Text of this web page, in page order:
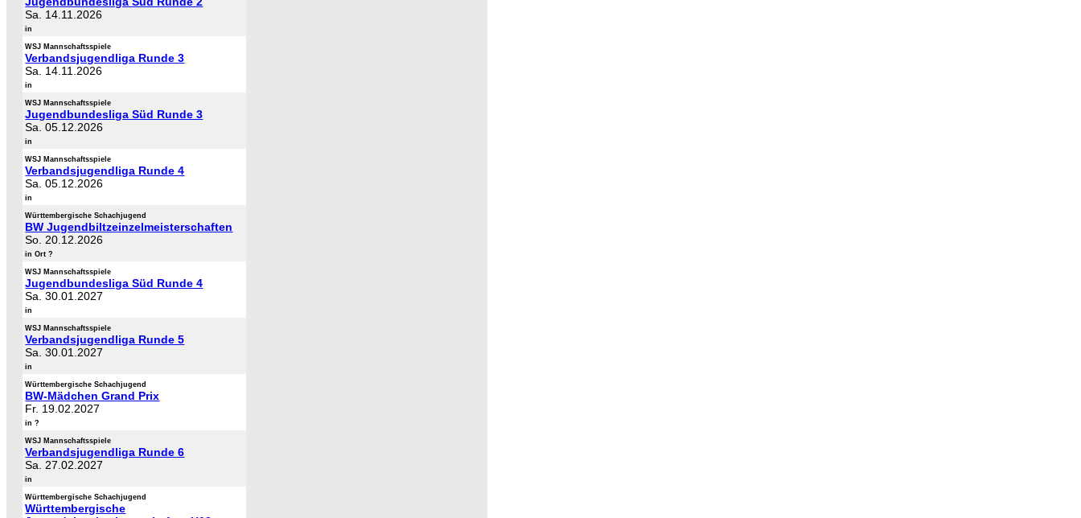
Sa. 14.11.2026
in
WSJ Mannschaftsspiele
Verbandsjugendliga Runde 3
Sa. 14.11.2026
in
WSJ Mannschaftsspiele
Jugendbundesliga Süd Runde 3
Sa. 05.12.2026
in
WSJ Mannschaftsspiele
Verbandsjugendliga Runde 4
Sa. 05.12.2026
in
Württembergische Schachjugend
BW Jugendbiltzeinzelmeisterschaften
So. 20.12.2026
in Ort ?
WSJ Mannschaftsspiele
Jugendbundesliga Süd Runde 4
Sa. 30.01.2027
in
WSJ Mannschaftsspiele
Verbandsjugendliga Runde 5
Sa. 30.01.2027
in
Württembergische Schachjugend
BW-Mädchen Grand Prix
Fr. 19.02.2027
in ?
WSJ Mannschaftsspiele
Verbandsjugendliga Runde 6
Sa. 27.02.2027
in
Württembergische Schachjugend
Württembergische